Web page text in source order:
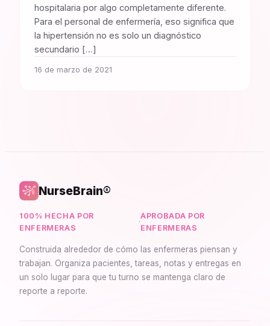
hospitalaria por algo completamente diferente.
Para el personal de enfermería, eso significa que
la hipertensión no es solo un diagnóstico
secundario […]
16 de marzo de 2021
NurseBrain®
100% HECHA POR
ENFERMERAS
·
APROBADA POR
ENFERMERAS
Construida alrededor de cómo las enfermeras piensan y
trabajan. Organiza pacientes, tareas, notas y entregas en
un solo lugar para que tu turno se mantenga claro de
reporte a reporte.